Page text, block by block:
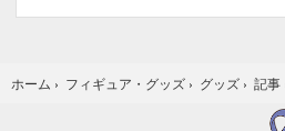
ホーム › フィギュア・グッズ › グッズ › 記事